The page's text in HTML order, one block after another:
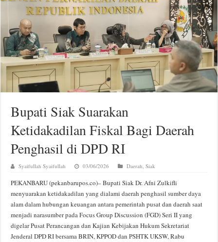
Bupati Siak Suarakan
Ketidakadilan Fiskal Bagi Daerah
Penghasil di DPD RI
Syaifullah Syaifullah 03/06/2026 Daerah,Siak
PEKANBARU (pekanbarupos.co)– Bupati Siak Dr. Afni Zulkifli
menyuarakan ketidakadilan yang dialami daerah penghasil sumber daya
alam dalam hubungan keuangan antara pemerintah pusat dan daerah saat
menjadi narasumber pada Focus Group Discussion (FGD) Seri II yang
digelar Pusat Perancangan dan Kajian Kebijakan Hukum Sekretariat
Jenderal DPD RI bersama BRIN, KPPOD dan PSHTK UKSW, Rabu